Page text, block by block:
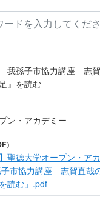
我孫子市協力講座 志
』を読む
ン・アカデミー
）
聖徳大学オープン・ア
市協力講座 志賀直哉
読む」.pdf